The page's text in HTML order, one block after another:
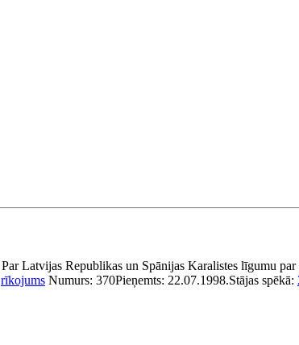
Par Latvijas Republikas un Spānijas Karalistes līgumu
rīkojums Numurs: 370Pieņemts: 22.07.1998.Stājas spēkā: